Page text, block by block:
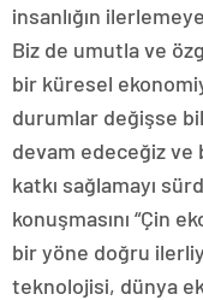
insanlığın
Biz de umutla ve
bir küresel
durumlar değişse
devam edeceğiz ve
katkı sağlamayı
konuşmasını “Çin
bir yöne doğru
teknolojisi, dünya